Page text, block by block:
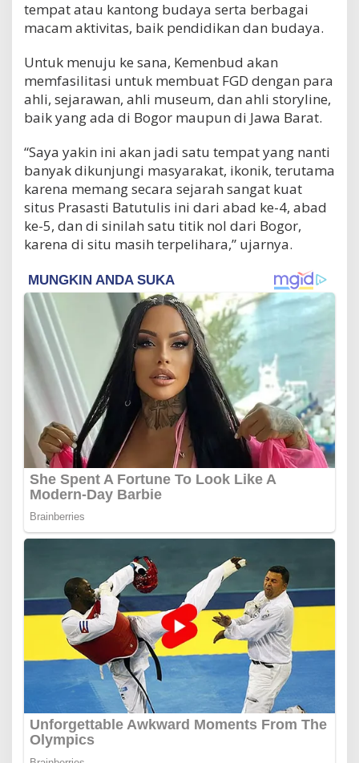
tempat atau kantong budaya serta berbagai
macam aktivitas, baik pendidikan dan budaya.
Untuk menuju ke sana, Kemenbud akan
memfasilitasi untuk membuat FGD dengan para
ahli, sejarawan, ahli museum, dan ahli storyline,
baik yang ada di Bogor maupun di Jawa Barat.
“Saya yakin ini akan jadi satu tempat yang nanti
banyak dikunjungi masyarakat, ikonik, terutama
karena memang secara sejarah sangat kuat
situs Prasasti Batutulis ini dari abad ke-4, abad
ke-5, dan di sinilah satu titik nol dari Bogor,
karena di situ masih terpelihara,” ujarnya.